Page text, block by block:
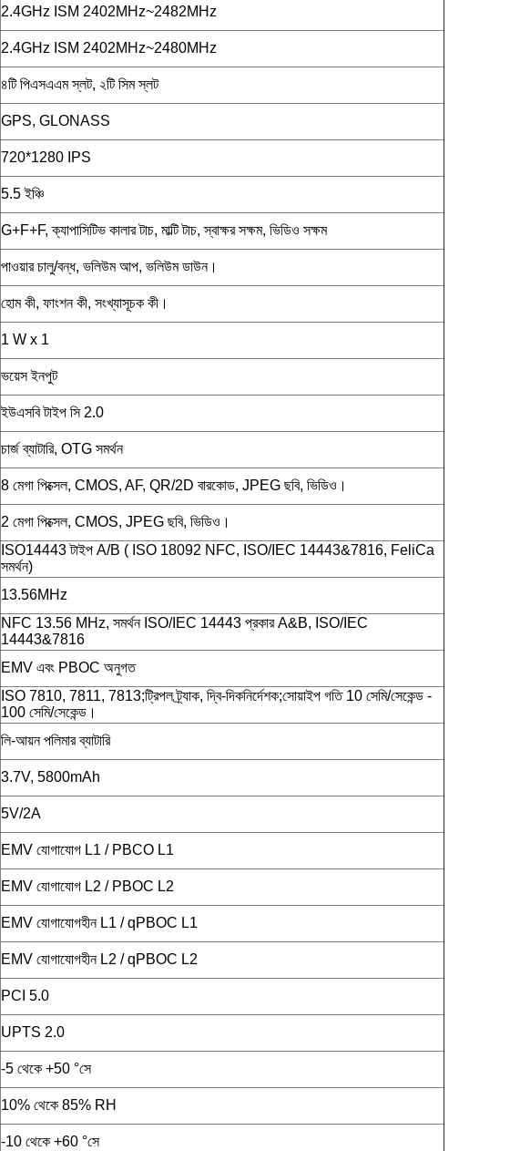
2.4GHz ISM 2402MHz~2482MHz
2.4GHz ISM 2402MHz~2480MHz
৪টি পিএসএএম স্লট, ২টি সিম স্লট
GPS, GLONASS
720*1280 IPS
5.5 ইঞ্চি
G+F+F, ক্যাপাসিটিভ কালার টাচ, মাল্টি টাচ, স্বাক্ষর সক্ষম, ভিডিও সক্ষম
পাওয়ার চালু/বন্ধ, ভলিউম আপ, ভলিউম ডাউন।
হোম কী, ফাংশন কী, সংখ্যাসূচক কী।
1 W x 1
ভয়েস ইনপুট
ইউএসবি টাইপ সি 2.0
চার্জ ব্যাটারি, OTG সমর্থন
8 মেগা পিক্সেল, CMOS, AF, QR/2D বারকোড, JPEG ছবি, ভিডিও।
2 মেগা পিক্সেল, CMOS, JPEG ছবি, ভিডিও।
ISO14443 টাইপ A/B ( ISO 18092 NFC, ISO/IEC 14443&7816, FeliCa
সমর্থন)
13.56MHz
NFC 13.56 MHz, সমর্থন ISO/IEC 14443 প্রকার A&B, ISO/IEC
14443&7816
EMV এবং PBOC অনুগত
ISO 7810, 7811, 7813;ট্রিপল ট্র্যাক, দ্বি-দিকনির্দেশক;সোয়াইপ গতি 10 সেমি/সেকেন্ড -
100 সেমি/সেকেন্ড।
লি-আয়ন পলিমার ব্যাটারি
3.7V, 5800mAh
5V/2A
EMV যোগাযোগ L1 / PBCO L1
EMV যোগাযোগ L2 / PBOC L2
EMV যোগাযোগহীন L1 / qPBOC L1
EMV যোগাযোগহীন L2 / qPBOC L2
PCI 5.0
UPTS 2.0
-5 থেকে +50 °সে
10% থেকে 85% RH
-10 থেকে +60 °সে